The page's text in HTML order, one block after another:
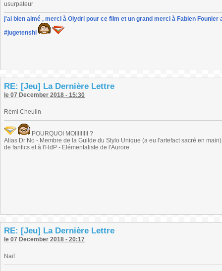
usurpateur
j'ai bien aimé , merci à Olydri pour ce film et un grand merci à Fabien
#jugetenshi
RE: [Jeu] La Dernière Lettre
le 07 December 2018 - 15:30
Rémi Cheulin
POURQUOI MOIIIIIIIII ?
Alias Dr No - Membre de la Guilde du Stylo Unique (a eu l'artefact sacré en
de fanfics et à l'HdP - Elémentaliste de l'Aurore
RE: [Jeu] La Dernière Lettre
le 07 December 2018 - 20:17
Naïf